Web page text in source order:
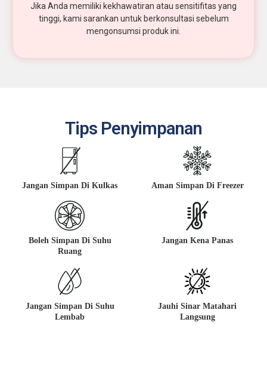
Jika Anda memiliki kekhawatiran atau sensitifitas yang
tinggi, kami sarankan untuk berkonsultasi sebelum
mengonsumsi produk ini.
Tips Penyimpanan
Jangan Simpan Di Kulkas Aman Simpan Di Freezer
Boleh Simpan Di Suhu
Ruang
Jangan Kena Panas
Jangan Simpan Di Suhu
Lembab
Jauhi Sinar Matahari
Langsung